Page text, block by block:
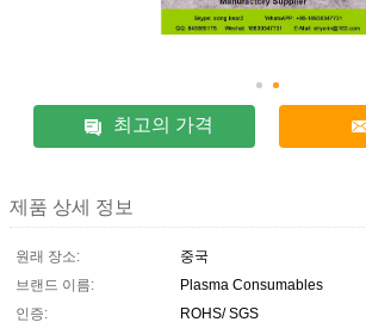
최고의 가격
제품 상세 정보
원래 장소:
중국
브랜드 이름:
Plasma Consumables
인증:
ROHS/ SGS